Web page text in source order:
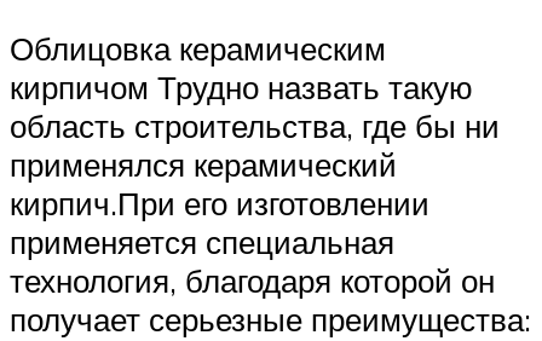
Облицовка керамическим
кирпичом Трудно назвать такую
область строительства, где бы ни
применялся керамический
кирпич.При его изготовлении
применяется специальная
технология, благодаря которой он
получает серьезные преимущества: